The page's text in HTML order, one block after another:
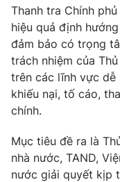
Thanh tra Chính
hiệu quả định
đảm bảo có trọng
trách nhiệm của
trên các lĩnh vực dễ
khiếu nại, tố cáo,
chính.
Mục tiêu đề ra là
nhà nước, TAND,
nước giải quyết kịp